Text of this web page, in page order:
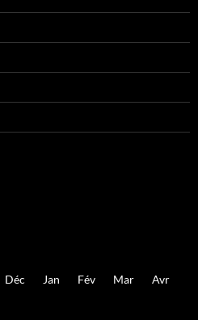
Déc Jan Fév Mar Avr